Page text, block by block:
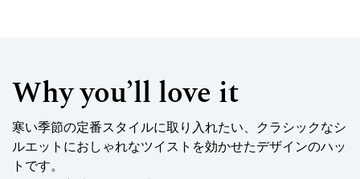
Why you’ll love it
寒い季節の定番スタイルに取り入れたい、クラシックなシ
ルエットにおしゃれなツイストを効かせたデザインのハッ
トです。